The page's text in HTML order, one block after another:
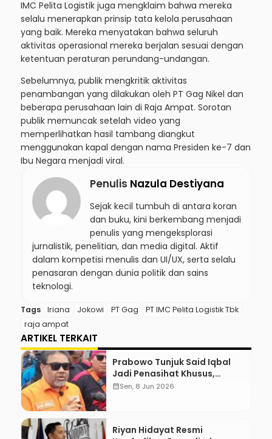
IMC Pelita Logistik juga mengklaim bahwa mereka
selalu menerapkan prinsip tata kelola perusahaan
yang baik. Mereka menyatakan bahwa seluruh
aktivitas operasional mereka berjalan sesuai dengan
ketentuan peraturan perundang-undangan.
Sebelumnya, publik mengkritik aktivitas
penambangan yang dilakukan oleh PT Gag Nikel dan
beberapa perusahaan lain di Raja Ampat. Sorotan
publik memuncak setelah video yang
memperlihatkan hasil tambang diangkut
menggunakan kapal dengan nama Presiden ke-7 dan
Ibu Negara menjadi viral.
Penulis Nazula Destiyana
Sejak kecil tumbuh di antara koran
dan buku, kini berkembang menjadi
penulis yang mengeksplorasi
jurnalistik, penelitian, dan media digital. Aktif
dalam kompetisi menulis dan UI/UX, serta selalu
penasaran dengan dunia politik dan sains
teknologi.
Tags Iriana Jokowi PT Gag
PT IMC Pelita Logistik Tbk
raja ampat
ARTIKEL TERKAIT
Prabowo Tunjuk Said Iqbal
Jadi Penasihat Khusus,
Mengapa?
calendar_monthSen, 8 Jun 2026
Riyan Hidayat Resmi